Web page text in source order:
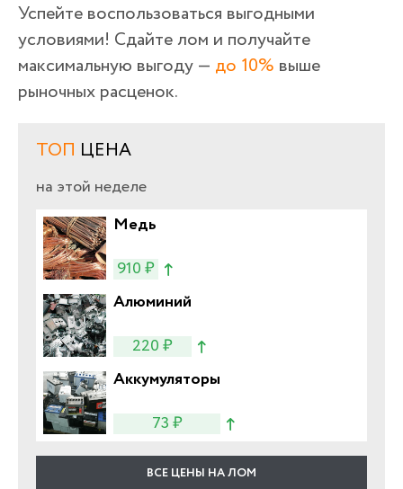
Успейте воспользоваться выгодными
условиями! Сдайте лом и получайте
максимальную выгоду — до 10% выше
рыночных расценок.
ТОП ЦЕНА
на этой неделе
Медь
910 ₽
Алюминий
220 ₽
Аккумуляторы
73 ₽
ВСЕ ЦЕНЫ НА ЛОМ